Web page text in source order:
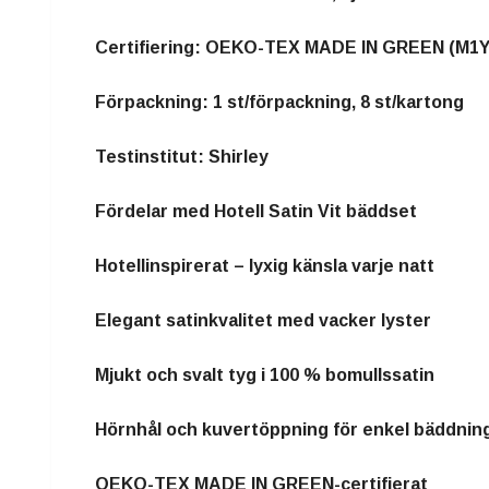
Certifiering: OEKO-TEX MADE IN GREEN
Förpackning: 1 st/förpackning, 8 st/kartong
Testinstitut: Shirley
Fördelar med Hotell Satin Vit bäddset
Hotellinspirerat – lyxig känsla varje natt
Elegant satinkvalitet med vacker lyster
Mjukt och svalt tyg i 100 % bomullssatin
Hörnhål och kuvertöppning för enkel
OEKO-TEX MADE IN GREEN-certifierat